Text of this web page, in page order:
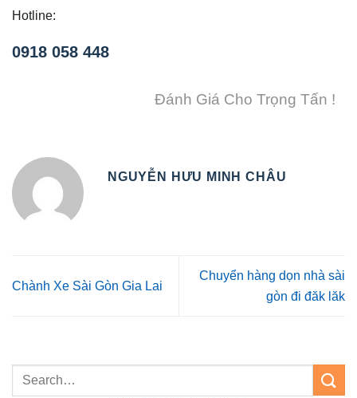
Hotline:
0918 058 448
Đánh Giá Cho Trọng Tấn !
NGUYỄN HƯU MINH CHÂU
Chành Xe Sài Gòn Gia Lai
Chuyển hàng dọn nhà sài
gòn đi đăk lăk